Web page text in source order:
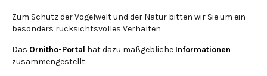
Zum Schutz der Vogelwelt und der Natur bitten wir Sie um ein
besonders rücksichtsvolles Verhalten.
Das Ornitho-Portal hat dazu maßgebliche Informationen
zusammengestellt.